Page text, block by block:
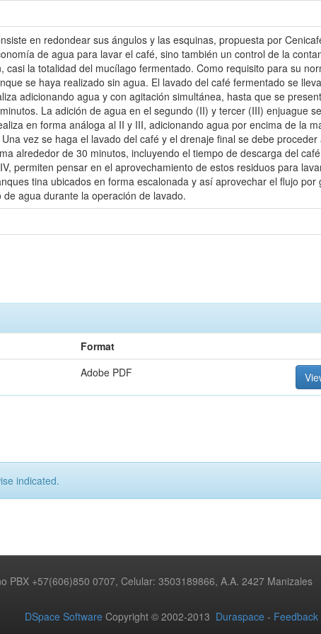
en redondear sus ángulos y las esquinas, propuesta por
de agua para lavar el café, sino también un control de la
la totalidad del mucílago fermentado. Como requisito para su
se haya realizado sin agua. El lavado del café fermentado se
adicionando agua y con agitación simultánea, hasta que se
La adición de agua en el segundo (II) y tercer (III) enjuague
en forma análoga al II y III, adicionando agua por encima de la
vez se haga el lavado del café y el drenaje final se debe
alrededor de 30 minutos, incluyendo el tiempo de descarga del
permiten pensar en el aprovechamiento de estos residuos para
tina ubicados en forma escalonada y así aprovechar el flujo por
agua durante la operación de lavado.
Format
Adobe PDF
indicated.
PBX +57(606)850 0707, Celular: 3503189866, A.A. 2427 Manizales
DSpace Software Copyright © 2002-2013 Duraspace - Feedback